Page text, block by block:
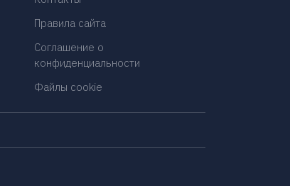
Правила сайта
Соглашение о
конфиденциальности
Файлы cookie